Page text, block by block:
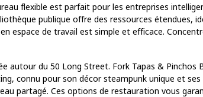
flexible est parfait pour les entreprises
publique offre des ressources
espace de travail est simple et efficace.
autour du 50 Long Street. Fork Tapas &
connu pour son décor steampunk unique et
partagé. Ces options de restauration vous